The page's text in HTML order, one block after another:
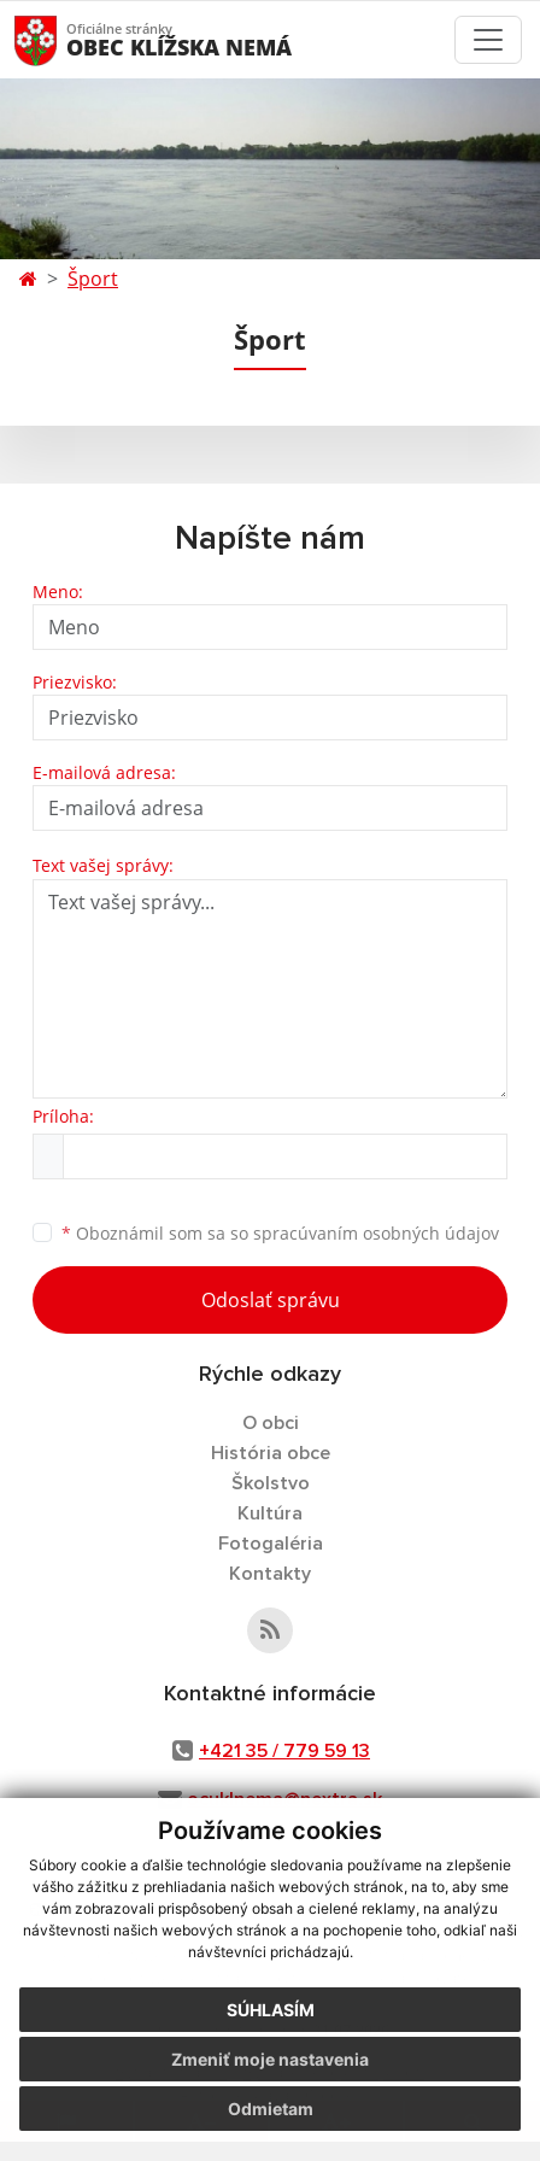
Používame cookies
Súbory cookie a ďalšie technológie sledovania používame na zlepšenie
vášho zážitku z prehliadania našich webových stránok, na to, aby sme
vám zobrazovali prispôsobený obsah a cielené reklamy, na analýzu
návštevnosti našich webových stránok a na pochopenie toho, odkiaľ naši
návštevníci prichádzajú.
SÚHLASÍM
Odmietam
Zmeniť moje nastavenia
Oficiálne stránky
OBEC KLÍŽSKA NEMÁ
Šport
Šport
Napíšte nám
Meno:
Priezvisko:
E-mailová adresa:
Text vašej správy:
Príloha:
* Oboznámil som sa so spracúvaním osobných údajov
Odoslať správu
Rýchle odkazy
O obci
História obce
Školstvo
Kultúra
Fotogaléria
Kontakty
Kontaktné informácie
+421 35 / 779 59 13
ocuklnema@nextra.sk
využite možnosť získavania aktuálnych informácií s využitím RSS
CMS systém (redakčný) systém ECHELON 2,Mapa stránok,web portál
webex.digital, s.r.o.,domény,registrácia domény
Posledná aktualizácia:31.07.2026
Vytlačiť stránku|Vyhlásenie o prístupnosti